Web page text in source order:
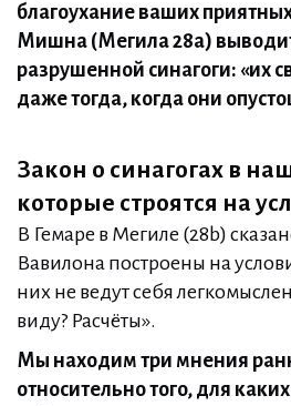
благоухание ваших
Мишна (Мегила 28a)
разрушенной синагоги: «их
даже тогда, когда они
Закон о синагогах в
которые строятся на
В Гемаре в Мегиле (28b)
Вавилона построены на
них не ведут себя
виду? Расчёты».
Мы находим три мнения
относительно того, для